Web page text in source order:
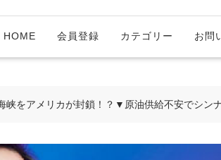
HOME 会員登録 カテゴリー お問
峡をアメリカが封鎖！？▼原油供給不安でシンナ